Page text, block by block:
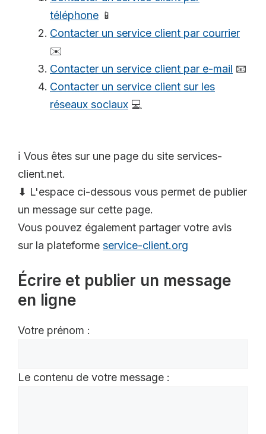
téléphone 📱
Contacter un service client par courrier
✉️
Contacter un service client par e-mail 📧
Contacter un service client sur les
réseaux sociaux 💻
ℹ️ Vous êtes sur une page du site services-
client.net.
⬇ L'espace ci-dessous vous permet de publier
un message sur cette page.
Vous pouvez également partager votre avis
sur la plateforme service-client.org
Écrire et publier un message
en ligne
Votre prénom :
Le contenu de votre message :